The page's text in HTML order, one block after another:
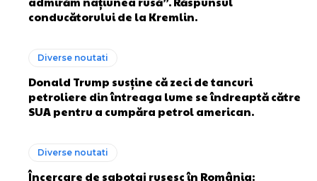
conducătorului de la Kremlin.
Diverse noutati
Donald Trump susține că zeci de tancuri
petroliere din întreaga lume se îndreaptă către
SUA pentru a cumpăra petrol american.
Diverse noutati
Încercare de sabotaj rusesc în România: